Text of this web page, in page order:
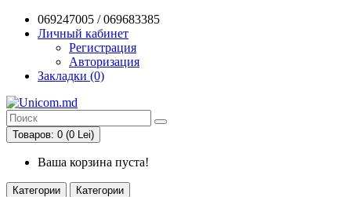
069247005 / 069683385
Личный кабинет
Регистрация
Авторизация
Закладки (0)
Товаров: 0 (0 Lei)
Ваша корзина пуста!
Категории Категории